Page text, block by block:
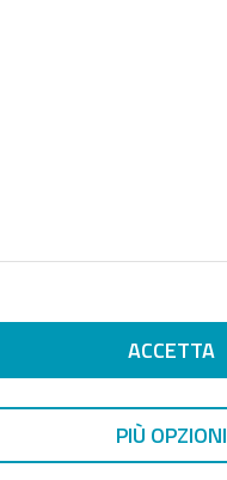
ACCETTA
PIÙ OPZIONI